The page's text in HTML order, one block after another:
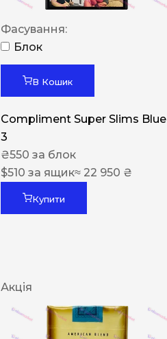
Фасування:
Блок
В Кошик
Compliment Super Slims Blue
3
₴550 за блок
$510 за ящик≈ 22 950 ₴
Купити
Акція